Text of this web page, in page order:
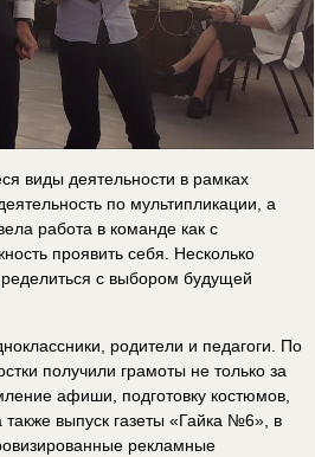
виды деятельности в рамках
по мультипликации, а
работа в команде как с
проявить себя. Несколько
с выбором будущей
родители и педагоги. По
получили грамоты не только за
афиши, подготовку костюмов,
выпуск газеты «Гайка №6», в
рекламные